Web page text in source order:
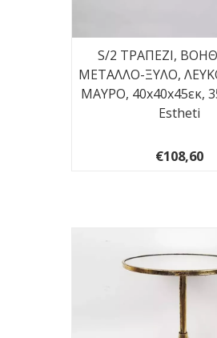
S/2 ΤΡΑΠΕΖΙ,
ΜΕΤΑΛΛΟ-ΞΥΛΟ,
ΜΑΥΡΟ, 40x40x45εκ,
Estheti
€108,60